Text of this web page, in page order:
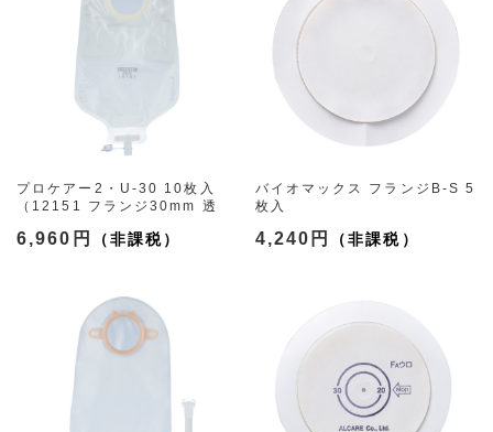
プロケアー2・U-30 10枚入
（12151 フランジ30mm 透
6,960円
バイオマックス フランジB-S 5
枚入
ット4mm-24mm）
4,240円